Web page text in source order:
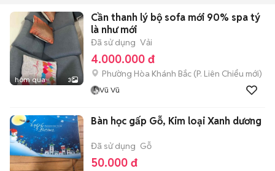
hôm qua 3
Cần thanh lý bộ sofa mới 90% spa tý
là như mới
Đã sử dụng Vải
4.000.000 đ
Phường Hòa Khánh Bắc (P. Liên Chiểu mới)
Vũ Vũ
Bàn học gấp Gỗ, Kim loại Xanh dương
Đã sử dụng Gỗ
50.000 đ